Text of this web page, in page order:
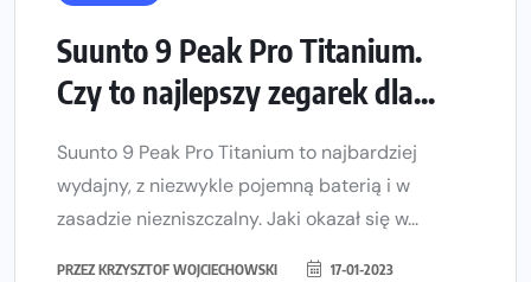
Suunto 9 Peak Pro Titanium.
Czy to najlepszy zegarek dla...
Suunto 9 Peak Pro Titanium to najbardziej
wydajny, z niezwykle pojemną baterią i w
zasadzie niezniszczalny. Jaki okazał się w...
PRZEZ KRZYSZTOF WOJCIECHOWSKI 17-01-2023